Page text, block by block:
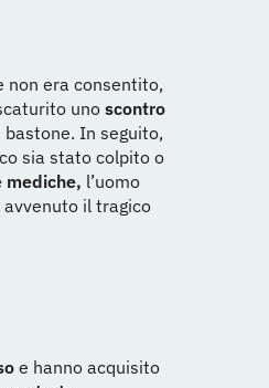
non era consentito,
uno scontro
In seguito,
sia stato colpito o
mediche, l’uomo
il tragico
e hanno acquisito